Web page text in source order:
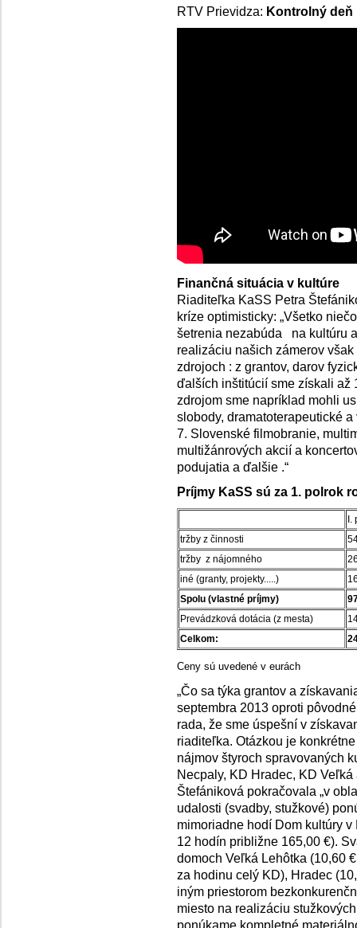
RTV Prievidza: Kontrolný deň
Finančná situácia v kultúre
Riaditeľka KaSS Petra
kríze optimisticky: „Všetko
šetrenia nezabúda na kultúru
realizáciu našich zámerov
zdrojoch : z grantov, darov
ďalších inštitúcií sme získali
zdrojom sme napríklad mohli
slobody, dramatoterapeutické
7. Slovenské filmobranie,
multižánrových akcií a
podujatia a ďalšie .“
Príjmy KaSS sú za 1. polrok
I.
tržby z činnosti
tržby z nájomného
iné (granty, projekty.....)
Spolu (vlastné príjmy)
Prevádzková dotácia (z mesta)
Celkom:
Ceny sú uvedené v eurách
„Čo sa týka grantov a
septembra 2013 oproti
rada, že sme úspešní v
riaditeľka. Otázkou je
nájmov štyroch spravovaných
Necpaly, KD Hradec, KD
Štefániková pokračovala „v
udalosti (svadby, stužkové)
mimoriadne hodí Dom kultúry
12 hodín približne 165,00 €).
domoch Veľká Lehôtka (10,60
za hodinu celý KD), Hradec
iným priestorom
miesto na realizáciu
ponúkame kompletné